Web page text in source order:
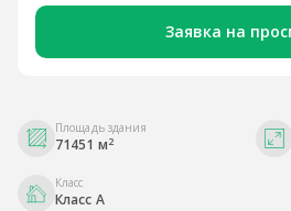
Заявка на
Площадь здания
71451 м2
Класс
Класс A